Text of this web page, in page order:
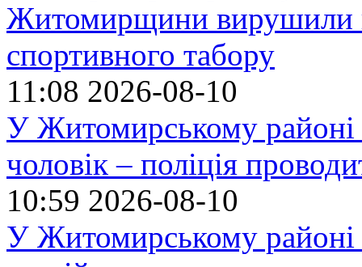
Житомирщини вирушили
спортивного табору
11:08 2026-08-10
У Житомирському районі
чоловік – поліція
10:59 2026-08-10
У Житомирському районі